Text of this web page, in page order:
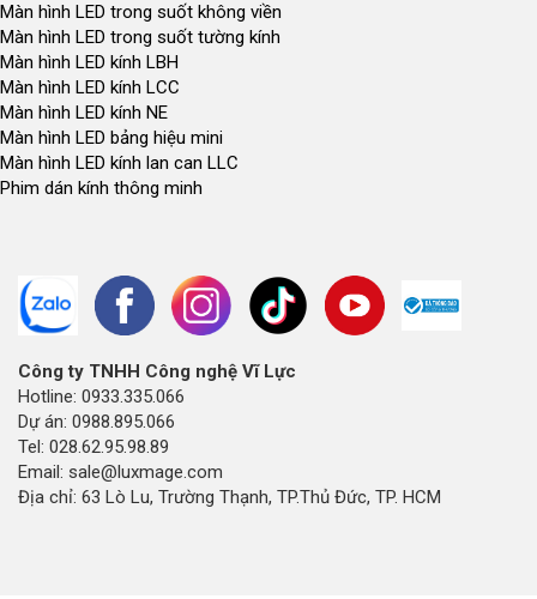
Màn hình LED trong suốt không viền
Màn hình LED trong suốt tường kính
Màn hình LED kính LBH
Màn hình LED kính LCC
Màn hình LED kính NE
Màn hình LED bảng hiệu mini
Màn hình LED kính lan can LLC
Phim dán kính thông minh
Công ty TNHH Công nghệ Vĩ Lực
Hotline: 0933.335.066
Dự án: 0988.895.066
Tel: 028.62.95.98.89
Email: sale@luxmage.com
Địa chỉ: 63 Lò Lu, Trường Thạnh, TP.Thủ Đức, TP. HCM